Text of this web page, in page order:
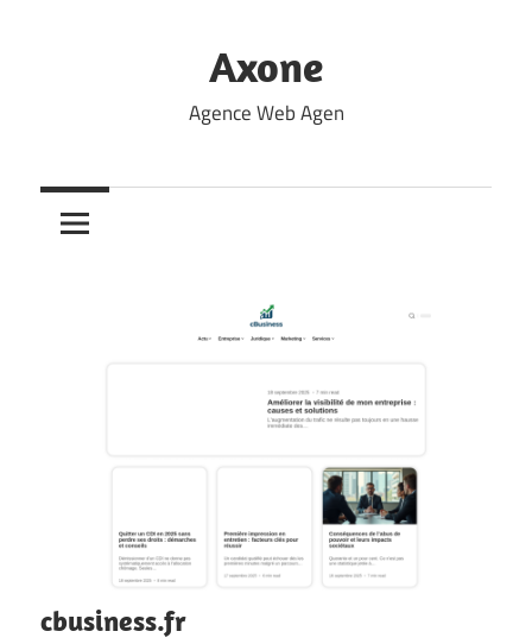
Axone
Agence Web Agen
cbusiness.fr